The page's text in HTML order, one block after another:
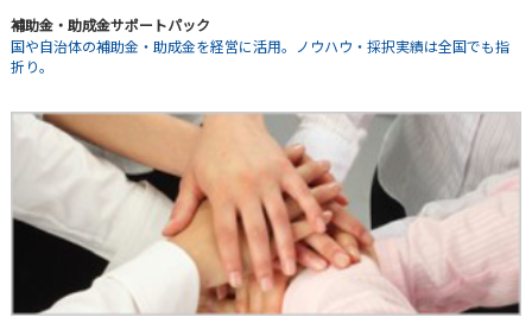
補助金・助成金サポートパック
国や自治体の補助金・助成金を経営に活用。ノウハウ・採択実績は全国でも指
折り。